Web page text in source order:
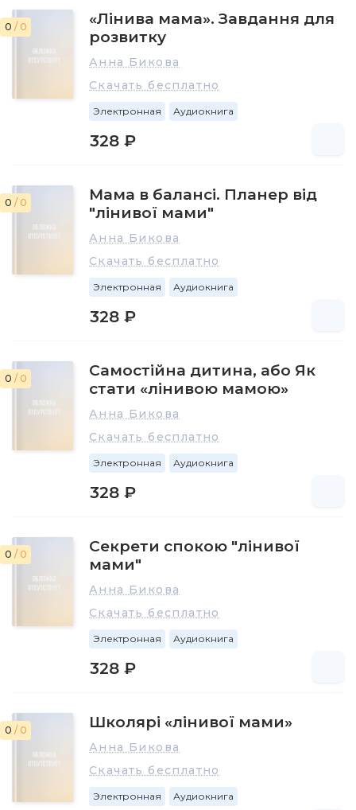
0 / 0
«Лінива мама». Завдання для
розвитку
Анна Бикова
Скачать бесплатно
Электронная Аудиокнига
328 ₽
0 / 0
Мама в балансі. Планер від
"лінивої мами"
Анна Бикова
Скачать бесплатно
Электронная Аудиокнига
328 ₽
0 / 0
Самостійна дитина, або Як
стати «лінивою мамою»
Анна Бикова
Скачать бесплатно
Электронная Аудиокнига
328 ₽
0 / 0
Секрети спокою "лінивої
мами"
Анна Бикова
Скачать бесплатно
Электронная Аудиокнига
328 ₽
0 / 0 Школярі «лінивої мами»
Анна Бикова
Скачать бесплатно
Электронная Аудиокнига